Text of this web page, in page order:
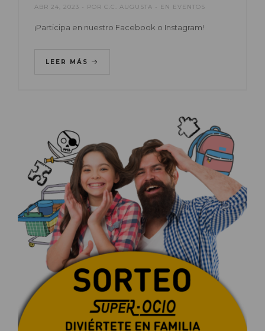
ABR 24, 2023 POR C.C. AUGUSTA EN EVENTOS
¡Participa en nuestro Facebook o Instagram!
LEER MÁS